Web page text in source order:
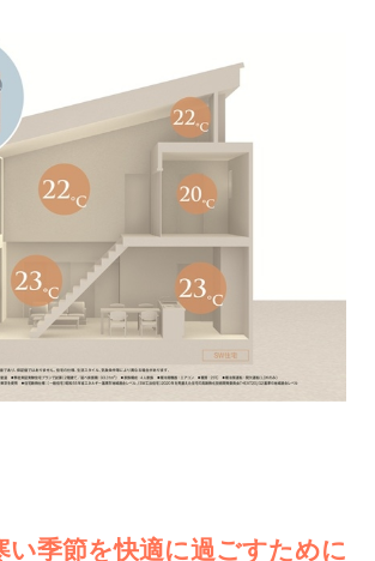
い季節を快適に過ごすために